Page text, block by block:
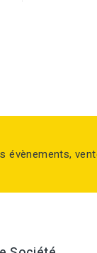
évènements,